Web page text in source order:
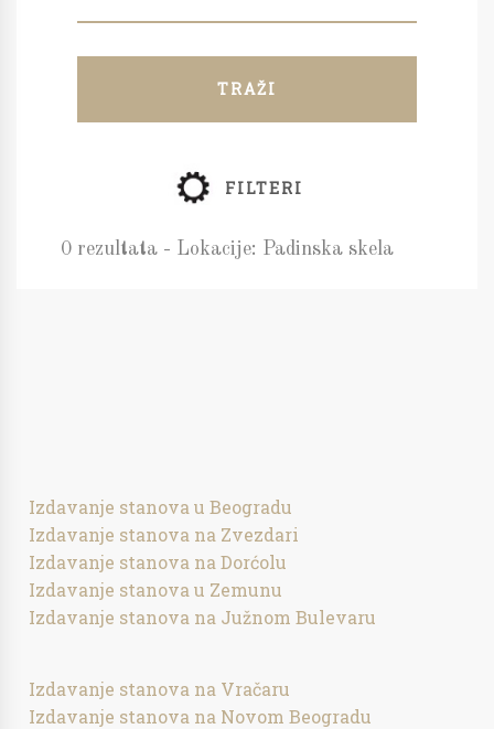
TRAŽI
FILTERI
0 rezultata - Lokacije: Padinska skela
Izdavanje stanova u Beogradu
Izdavanje stanova na Zvezdari
Izdavanje stanova na Dorćolu
Izdavanje stanova u Zemunu
Izdavanje stanova na Južnom Bulevaru
Izdavanje stanova na Vračaru
Izdavanje stanova na Novom Beogradu